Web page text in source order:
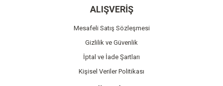
Gönder
ALIŞVERİŞ
Mesafeli Satış Sözleşmesi
Gizlilik ve Güvenlik
İptal ve İade Şartları
Kişisel Veriler Politikası